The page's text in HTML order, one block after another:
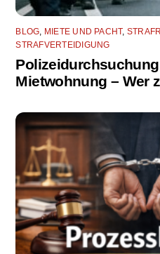
BLOG MIETE UND PACHT,
STRAFVERTEIDIGUNG
Mietwohnung – Wer